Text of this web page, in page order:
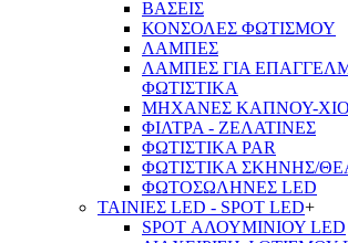
ΒΑΣΕΙΣ
ΚΟΝΣΟΛΕΣ ΦΩΤΙΣΜΟΥ
ΛΑΜΠΕΣ
ΛΑΜΠΕΣ ΓΙΑ
ΦΩΤΙΣΤΙΚΑ
ΜΗΧΑΝΕΣ ΚΑΠΝΟΥ-
ΦΙΛΤΡΑ - ΖΕΛΑΤΙΝΕΣ
ΦΩΤΙΣΤΙΚΑ PAR
ΦΩΤΙΣΤΙΚΑ ΣΚΗΝΗΣ/
ΦΩΤΟΣΩΛΗΝΕΣ LED
ΤΑΙΝΙΕΣ LED - SPOT LED+
SPOT ΑΛΟΥΜΙΝΙΟΥ LED